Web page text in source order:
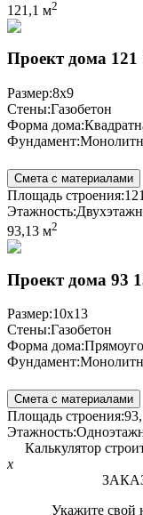
121,1 м2
Проект дома 121
Размер:8x9
Стены:Газобетон
Форма дома:
Фундамент:
Смета с материалами
Площадь строения:
Этажность:
93,13 м2
Проект дома 93
Размер:10x13
Стены:Газобетон
Форма дома:
Фундамент:
Смета с материалами
Площадь строения:
Этажность:
Калькулятор
x
Укажите свой